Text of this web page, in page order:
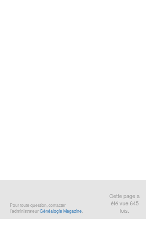
Pour toute question, contacter
l’administrateurGénéalogie Magazine.
Cette page a
été vue645
fois.